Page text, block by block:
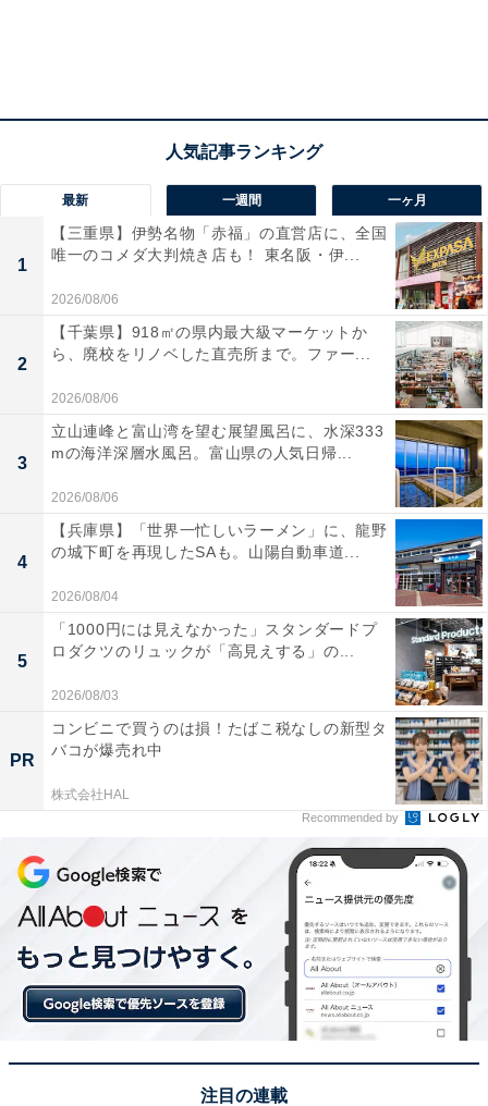
最新 一週間 一ヶ月
1
【三重県】伊勢名物「赤福」の直営店に、全国
唯一のコメダ大判焼き店も！ 東名阪・伊...
2026/08/06
2
【千葉県】918㎡の県内最大級マーケットか
ら、廃校をリノベした直売所まで。ファー...
2026/08/06
3
立山連峰と富山湾を望む展望風呂に、水深333
mの海洋深層水風呂。富山県の人気日帰...
2026/08/06
4
【兵庫県】「世界一忙しいラーメン」に、龍野
の城下町を再現したSAも。山陽自動車道...
2026/08/04
5
「1000円には見えなかった」スタンダードプ
ロダクツのリュックが「高見えする」の...
2026/08/03
PR
コンビニで買うのは損！たばこ税なしの新型タ
バコが爆売れ中
株式会社HAL
Recommended by
注目の連載